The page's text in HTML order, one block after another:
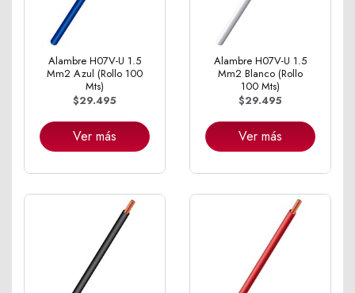
Alambre H07V-U 1.5
Mm2 Azul (Rollo 100
Mts)
$29.495
Ver más
Alambre H07V-U 1.5
Mm2 Blanco (Rollo
100 Mts)
$29.495
Ver más